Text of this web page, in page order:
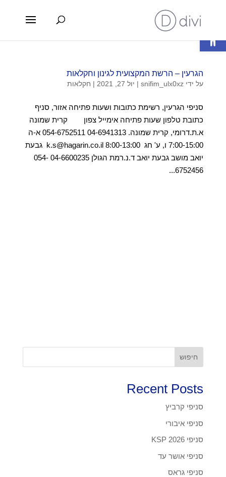
הגרעין – הרשת המקצועית לגינון וחקלאות
על ידי snifim_ulx0xz
| יול 27, 2021 | חקלאות
סניפי הגרעין, רשימת כתובות ושעות פתיחה אזור, סניף
כתובת טלפון שעות פתיחה אימייל צפון קרית שמונה
א.ת.דרומי, קרית שמונה. 04-6941313 054-6752511 א-ה
7:00-15:00 ו, ע' חג 8:00-13:00 k.s@hagarin.co.il גבעת
יואב מושב גבעת יואב ד.נ.רמת הגולן 04-6600235 054-
6752456...
חיפוש
Recent Posts
סניפי קרביץ
סניפי איבורי
סניפי KSP 2026
סניפי אושר עד
סניפי גראס
פתח סרגל נגישות